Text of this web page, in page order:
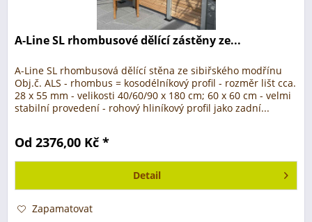
A-Line SL rhombusové dělící zástěny ze...
A-Line SL rhombusová dělící stěna ze sibiřského modřínu
Obj.č. ALS - rhombus = kosodélníkový profil - rozměr lišt cca.
28 x 55 mm - velikosti 40/60/90 x 180 cm; 60 x 60 cm - velmi
stabilní provedení - rohový hliníkový profil jako zadní...
Od 2376,00 Kč *
Detail
Zapamatovat